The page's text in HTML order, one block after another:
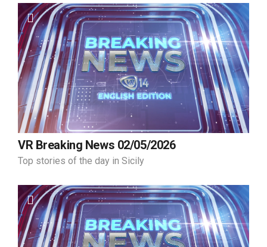
VR Breaking News 02/05/2026
Top stories of the day in Sicily